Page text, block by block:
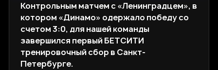
Контрольным матчем с «Ленинградцем», в
котором «Динамо» одержало победу со
счетом 3:0, для нашей команды
завершился первый БЕТСИТИ
тренировочный сбор в Санкт-
Петербурге.